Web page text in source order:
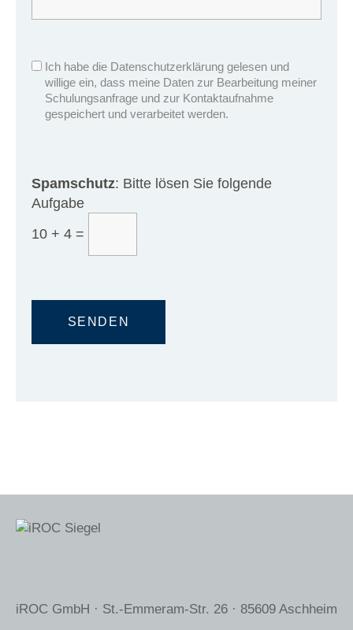
Ich habe die Datenschutzerklärung gelesen und
willige ein, dass meine Daten zur Bearbeitung meiner
Schulungsanfrage und zur Kontaktaufnahme
gespeichert und verarbeitet werden.
Spamschutz: Bitte lösen Sie folgende
Aufgabe
10 + 4 =
iROC GmbH · St.-Emmeram-Str. 26 · 85609 Aschheim